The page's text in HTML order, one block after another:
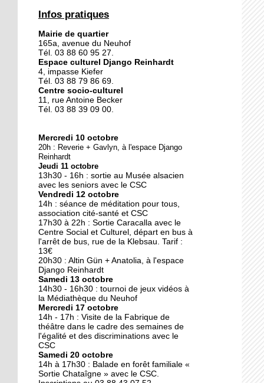
Le vrac s'invite au Neuhof
11 octobre 2018
Les petites filles
chaussent leurs
10 octobre 2018
Nouveau look pour une
nouvelle mairie
19 octobre 2017
Face au challenge du
numérique
19 octobre 2017
La précarité tue
18 octobre 2017
Quatre décennies au
chevet du Neuhof
18 octobre 2017
Infos pratiques
Mairie de quartier
165a, avenue du Neuhof
Tél. 03 88 60 95 27.
Espace culturel Django Reinhardt
4, impasse Kiefer
Tél. 03 88 79 86 69.
Centre socio-culturel
11, rue Antoine Becker
Tél. 03 88 39 09 00.
Mercredi 10 octobre
20h : Reverie + Gavlyn, à l'espace Django
Reinhardt
Jeudi 11 octobre
13h30 - 16h : sortie au Musée alsacien
avec les seniors avec le CSC
Vendredi 12 octobre
14h : séance de méditation pour tous,
association cité-santé et CSC
17h30 à 22h : Sortie Caracalla avec le
Centre Social et Culturel, départ en bus à
l'arrêt de bus, rue de la Klebsau. Tarif :
13€
20h30 : Altin Gün + Anatolia, à l'espace
Django Reinhardt
Samedi 13 octobre
14h30 - 16h30 : tournoi de jeux vidéos à
la Médiathèque du Neuhof
Mercredi 17 octobre
14h - 17h : Visite de la Fabrique de
théâtre dans le cadre des semaines de
l'égalité et des discriminations avec le
CSC
Samedi 20 octobre
14h à 17h30 : Balade en forêt familiale «
Sortie Chataîgne » avec le CSC.